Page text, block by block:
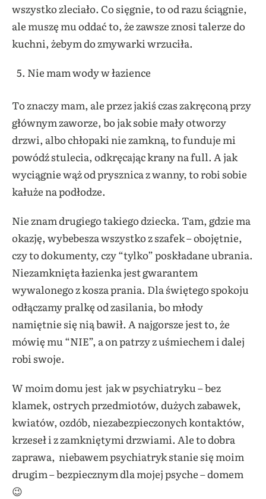
wszystko zleciało. Co sięgnie, to od razu ściągnie,
ale muszę mu oddać to, że zawsze znosi talerze do
kuchni, żebym do zmywarki wrzuciła.
Nie mam wody w łazience
To znaczy mam, ale przez jakiś czas zakręconą przy
głównym zaworze, bo jak sobie mały otworzy
drzwi, albo chłopaki nie zamkną, to funduje mi
powódź stulecia, odkręcając krany na full. A jak
wyciągnie wąż od prysznica z wanny, to robi sobie
kałuże na podłodze.
Nie znam drugiego takiego dziecka. Tam, gdzie ma
okazję, wybebesza wszystko z szafek – obojętnie,
czy to dokumenty, czy “tylko” poskładane ubrania.
Niezamknięta łazienka jest gwarantem
wywalonego z kosza prania. Dla świętego spokoju
odłączamy pralkę od zasilania, bo młody
namiętnie się nią bawił. A najgorsze jest to, że
mówię mu “NIE”, a on patrzy z uśmiechem i dalej
robi swoje.
W moim domu jest jak w psychiatryku – bez
klamek, ostrych przedmiotów, dużych zabawek,
kwiatów, ozdób, niezabezpieczonych kontaktów,
krzeseł i z zamkniętymi drzwiami. Ale to dobra
zaprawa, niebawem psychiatryk stanie się moim
drugim – bezpiecznym dla mojej psyche – domem
😉